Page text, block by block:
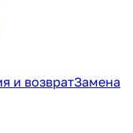
и возвратЗамена